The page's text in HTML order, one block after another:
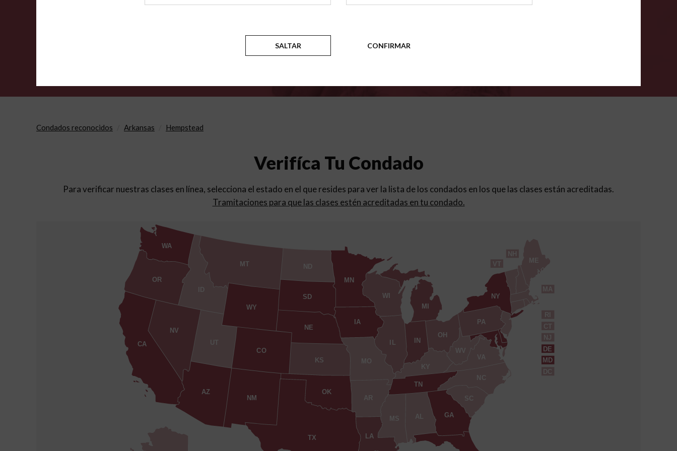
Condados reconocidos Arkansas Hempstead
Verifíca Tu Condado
Para verificar nuestras clases en línea, selecciona el estado en el que resides para ver la lista de los condados en los que las clases están acreditadas.
Tramitaciones para que las clases estén acreditadas en tu condado.
AL
AZ
AR
CA
CO
CT
DE
DC
GA
ID
IN
IA
KS
KY
LA
ME
MD
MA
MI
MN
MS
MO
MT
NE
NV
NH
NJ
NM
NY
NC
ND
OH
OK
OR
PA
RI
SC
SD
TN
TX
UT
VT
VA
WA
WV
WI
WY
SALTAR CONFIRMAR